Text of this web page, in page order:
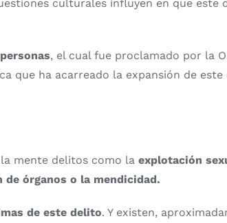
culturales influyen en que este
, el cual fue proclamado por la
que ha acarreado la expansión de
mente delitos como la explotación
órganos o la mendicidad.
de este delito. Y existen,